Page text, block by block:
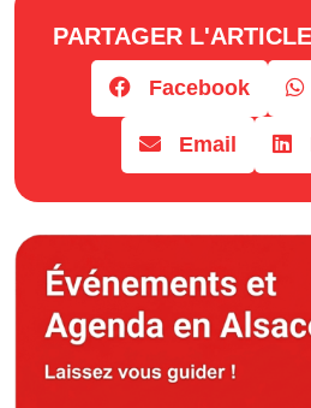
PARTAGER L'ARTICLE
Facebook
Email